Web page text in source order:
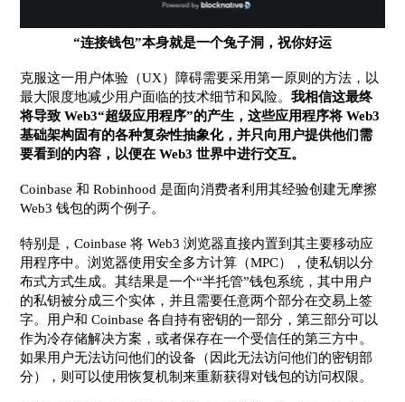
“连接钱包”本身就是一个兔子洞，祝你好运
克服这一用户体验（UX）障碍需要采用第一原则的方法，以
最大限度地减少用户面临的技术细节和风险。我相信这最终
将导致 Web3“超级应用程序”的产生，这些应用程序将 Web3
基础架构固有的各种复杂性抽象化，并只向用户提供他们需
要看到的内容，以便在 Web3 世界中进行交互。
Coinbase 和 Robinhood 是面向消费者利用其经验创建无摩擦
Web3 钱包的两个例子。
特别是，Coinbase 将 Web3 浏览器直接内置到其主要移动应
用程序中。浏览器使用安全多方计算（MPC），使私钥以分
布式方式生成。其结果是一个“半托管”钱包系统，其中用户
的私钥被分成三个实体，并且需要任意两个部分在交易上签
字。用户和 Coinbase 各自持有密钥的一部分，第三部分可以
作为冷存储解决方案，或者保存在一个受信任的第三方中。
如果用户无法访问他们的设备（因此无法访问他们的密钥部
分），则可以使用恢复机制来重新获得对钱包的访问权限。